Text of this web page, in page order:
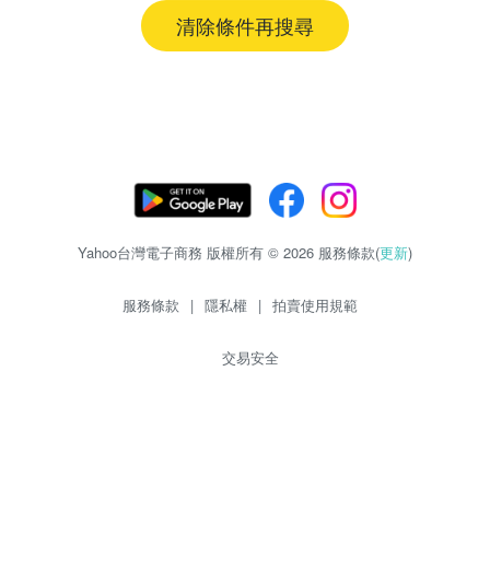
清除條件再搜尋
Yahoo台灣電子商務 版權所有 © 2026 服務條款(更新)
服務條款 | 隱私權 | 拍賣使用規範
交易安全